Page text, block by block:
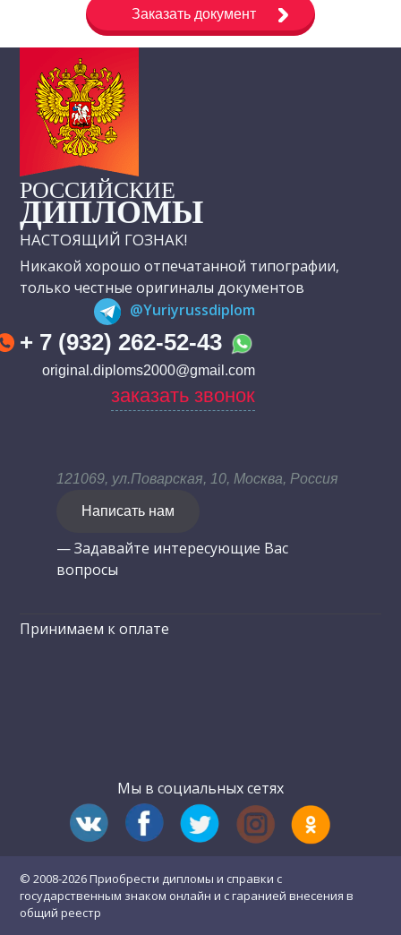
Заказать документ
РОССИЙСКИЕ
ДИПЛОМЫ
НАСТОЯЩИЙ ГОЗНАК!
Никакой хорошо отпечатанной типографии,
только честные оригиналы документов
@Yuriyrussdiplom
+ 7 (932) 262-52-43
original.diploms2000@gmail.com
заказать звонок
121069, ул.Поварская, 10, Москва, Россия
Написать нам
— Задавайте интересующие Вас
вопросы
Принимаем к оплате
Мы в социальных сетях
© 2008-2026 Приобрести дипломы и справки с
государственным знаком онлайн и с гаранией внесения в
общий реестр